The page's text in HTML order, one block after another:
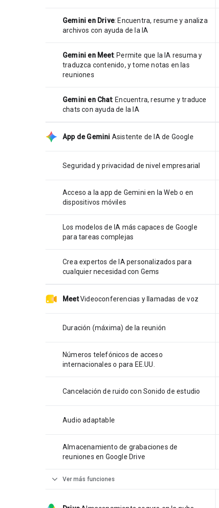
Gemini en Drive: Encuentra, resume y analiza
archivos con ayuda de la IA
Gemini en Meet: Permite que la IA resuma y
traduzca contenido, y tome notas en las
reuniones
Gemini en Chat: Encuentra, resume y traduce
chats con ayuda de la IA
App de Gemini Asistente de IA de Google
Seguridad y privacidad de nivel empresarial
Acceso a la app de Gemini en la Web o en
dispositivos móviles
Los modelos de IA más capaces de Google
para tareas complejas
Crea expertos de IA personalizados para
cualquier necesidad con Gems
Meet Videoconferencias y llamadas de voz
Duración (máxima) de la reunión
Números telefónicos de acceso
internacionales o para EE.UU.
Cancelación de ruido con Sonido de estudio
Audio adaptable
Almacenamiento de grabaciones de
reuniones en Google Drive
expand_more Ver más funciones